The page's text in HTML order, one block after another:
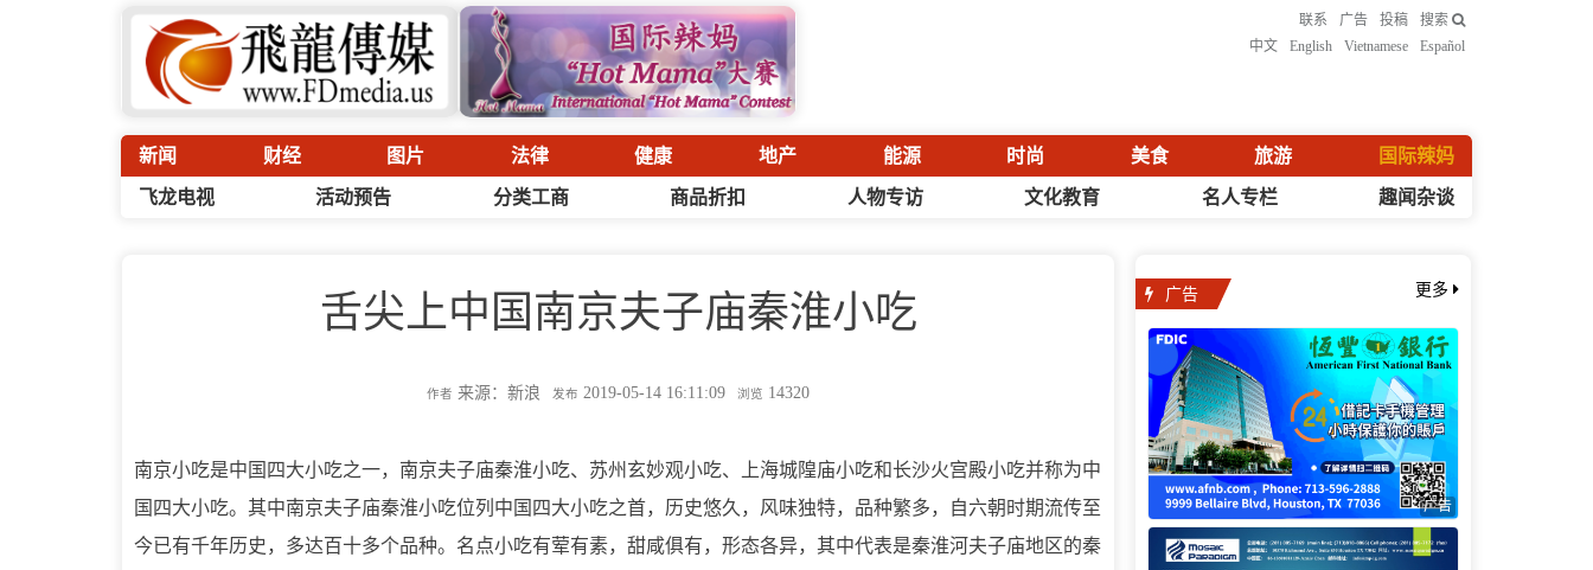
联系 广告 投稿
搜索
中文
English Vietnamese Español
新闻 财经 图片 法律 健康 地产 能源 时尚 美食 旅游 国际辣妈
飞龙电视 活动预告 分类工商 商品折扣 人物专访 文化教育 名人专栏 趣闻杂谈
舌尖上中国南京夫子庙秦淮小吃
作者 来源：新浪 发布 2019-05-14 16:11:09 浏览 14320
南京小吃是中国四大小吃之一，南京夫子庙秦淮小吃、苏州玄妙观小吃、上海城隍庙小吃和长沙火宫殿小吃并称为中
国四大小吃。其中南京夫子庙秦淮小吃位列中国四大小吃之首，历史悠久，风味独特，品种繁多，自六朝时期流传至
今已有千年历史，多达百十多个品种。名点小吃有荤有素，甜咸俱有，形态各异，其中代表是秦淮河夫子庙地区的秦
广告 更多
广告